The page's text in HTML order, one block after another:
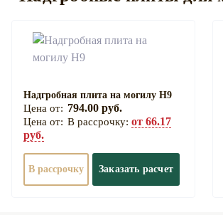
Надгробная плита на могилу Н9
794.00 руб.
В рассрочку: от 66.17
руб.
В рассрочку Заказать расчет